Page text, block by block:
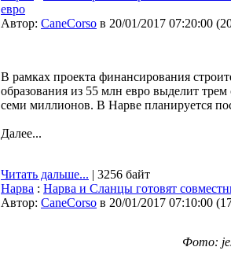
евро
Автор: CaneCorso в 20/01/2017 07:20:00 (
В рамках проекта финансирования
образования из 55 млн евро выделит
семи миллионов. В Нарве планируется
Далее...
Читать дальше... | 3256 байт
Нарва : Нарва и Сланцы готовят
Автор: CaneCorso в 20/01/2017 07:10:00 (
Фото: